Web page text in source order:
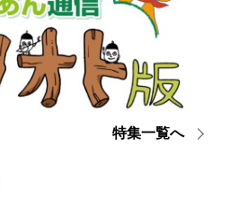
特集一覧へ